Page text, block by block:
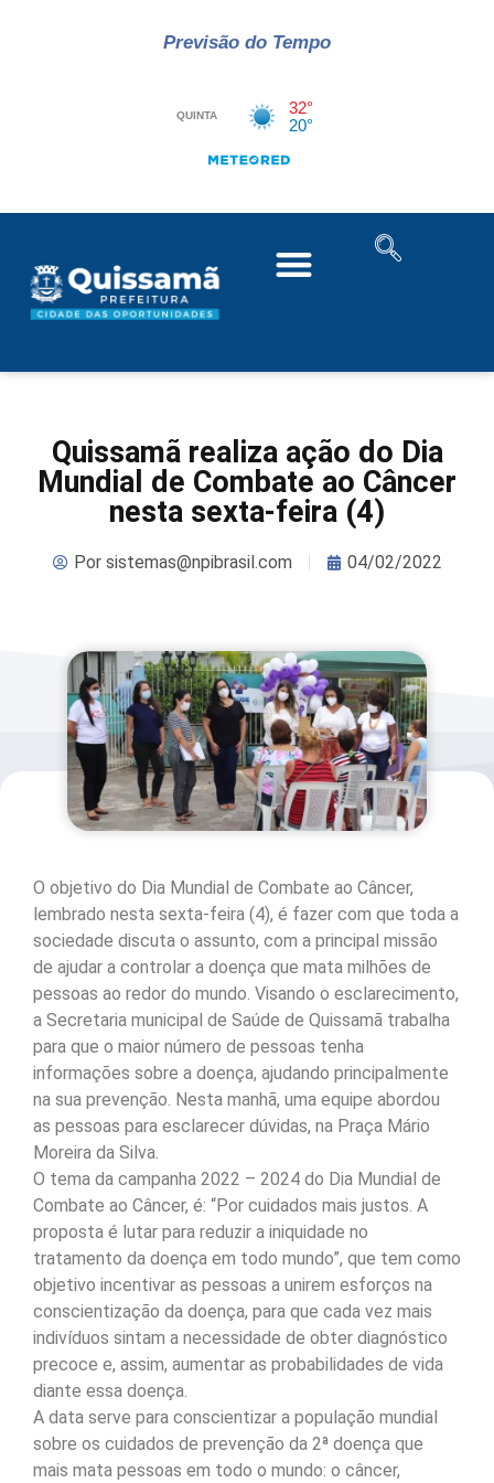
Previsão do Tempo
Quissamã realiza ação do Dia
Mundial de Combate ao Câncer
nesta sexta-feira (4)
Porsistemas@npibrasil.com 04/02/2022
O objetivo do Dia Mundial de Combate ao Câncer,
lembrado nesta sexta-feira (4), é fazer com que toda a
sociedade discuta o assunto, com a principal missão
de ajudar a controlar a doença que mata milhões de
pessoas ao redor do mundo. Visando o esclarecimento,
a Secretaria municipal de Saúde de Quissamã trabalha
para que o maior número de pessoas tenha
informações sobre a doença, ajudando principalmente
na sua prevenção. Nesta manhã, uma equipe abordou
as pessoas para esclarecer dúvidas, na Praça Mário
Moreira da Silva.
O tema da campanha 2022 – 2024 do Dia Mundial de
Combate ao Câncer, é: “Por cuidados mais justos. A
proposta é lutar para reduzir a iniquidade no
tratamento da doença em todo mundo”, que tem como
objetivo incentivar as pessoas a unirem esforços na
conscientização da doença, para que cada vez mais
indivíduos sintam a necessidade de obter diagnóstico
precoce e, assim, aumentar as probabilidades de vida
diante essa doença.
A data serve para conscientizar a população mundial
sobre os cuidados de prevenção da 2ª doença que
mais mata pessoas em todo o mundo: o câncer,